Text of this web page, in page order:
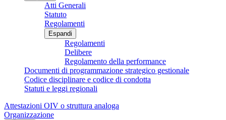
Atti Generali
Statuto
Regolamenti
Espandi
Regolamenti
Delibere
Regolamento della performance
Documenti di programmazione strategico gestionale
Codice disciplinare e codice di condotta
Statuti e leggi regionali
Attestazioni OIV o struttura analoga
Organizzazione